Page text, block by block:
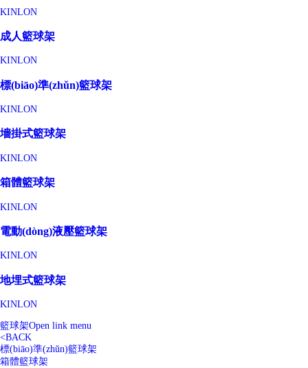
KINLON
成人籃球架
KINLON
標(biāo)準(zhǔn)籃球架
KINLON
墻掛式籃球架
KINLON
箱體籃球架
KINLON
電動(dòng)液壓籃球架
KINLON
地埋式籃球架
KINLON
籃球架Open link menu
<BACK
標(biāo)準(zhǔn)籃球架
箱體籃球架